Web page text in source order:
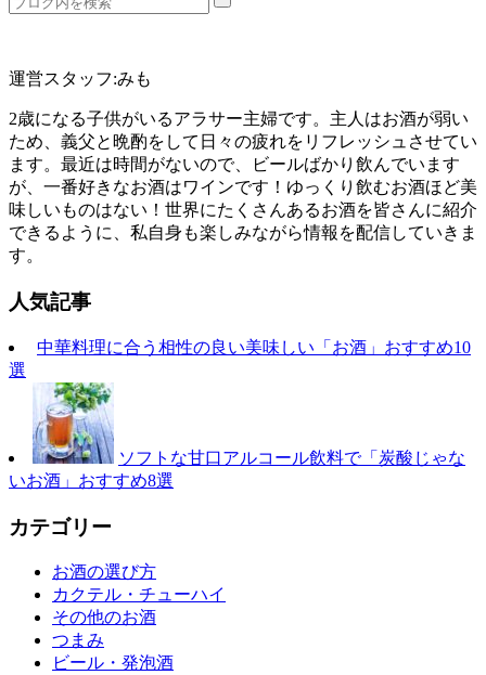
運営スタッフ:みも
2歳になる子供がいるアラサー主婦です。主人はお酒が弱い
ため、義父と晩酌をして日々の疲れをリフレッシュさせてい
ます。最近は時間がないので、ビールばかり飲んでいます
が、一番好きなお酒はワインです！ゆっくり飲むお酒ほど美
味しいものはない！世界にたくさんあるお酒を皆さんに紹介
できるように、私自身も楽しみながら情報を配信していきま
す。
人気記事
中華料理に合う相性の良い美味しい「お酒」おすすめ10
選
ソフトな甘口アルコール飲料で「炭酸じゃな
いお酒」おすすめ8選
カテゴリー
お酒の選び方
カクテル・チューハイ
その他のお酒
つまみ
ビール・発泡酒